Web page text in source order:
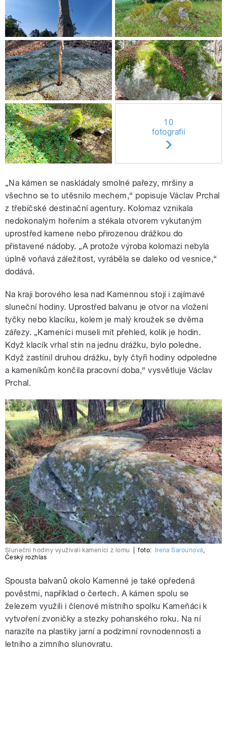
10
fotografií
„Na kámen se naskládaly smolné pařezy, mršiny a
všechno se to utěsnilo mechem,“ popisuje Václav Prchal
z třebíčské destinační agentury. Kolomaz vznikala
nedokonalým hořením a stékala otvorem vykutaným
uprostřed kamene nebo přirozenou drážkou do
přistavené nádoby. „A protože výroba kolomazi nebyla
úplně voňavá záležitost, vyráběla se daleko od vesnice,“
dodává.
Na kraji borového lesa nad Kamennou stojí i zajímavé
sluneční hodiny. Uprostřed balvanu je otvor na vložení
tyčky nebo klacíku, kolem je malý kroužek se dvěma
zářezy. „Kameníci museli mít přehled, kolik je hodin.
Když klacík vrhal stín na jednu drážku, bylo poledne.
Když zastínil druhou drážku, byly čtyři hodiny odpoledne
a kameníkům končila pracovní doba,“ vysvětluje Václav
Prchal.
Sluneční hodiny využívali kameníci z lomu foto: Irena Šarounová,
Český rozhlas
Spousta balvanů okolo Kamenné je také opředená
pověstmi, například o čertech. A kámen spolu se
železem využili i členové místního spolku Kameňáci k
vytvoření zvoničky a stezky pohanského roku. Na ní
narazíte na plastiky jarní a podzimní rovnodennosti a
letního a zimního slunovratu.